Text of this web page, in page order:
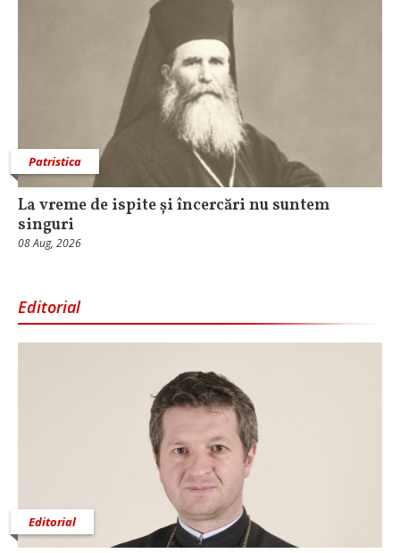
Patristica
La vreme de ispite și încercări nu suntem
singuri
08 Aug, 2026
Editorial
Editorial